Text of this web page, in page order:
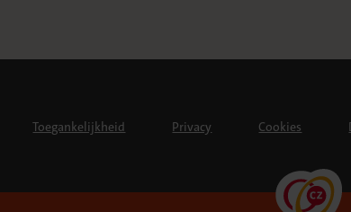
Toegankelijkheid Privacy Cookies